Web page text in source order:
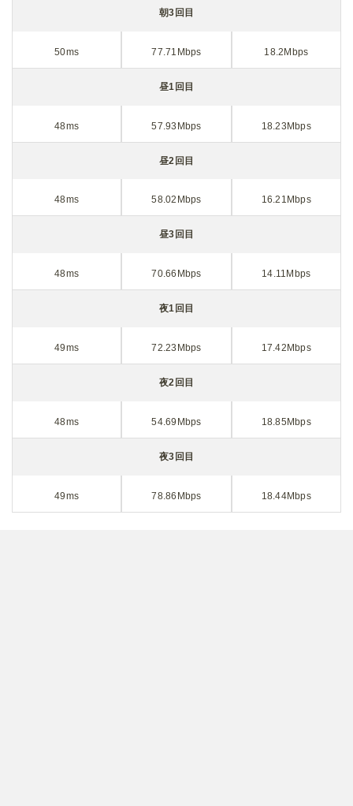
朝3回目
50ms 77.71Mbps 18.2Mbps
昼1回目
48ms 57.93Mbps 18.23Mbps
昼2回目
48ms 58.02Mbps 16.21Mbps
昼3回目
48ms 70.66Mbps 14.11Mbps
夜1回目
49ms 72.23Mbps 17.42Mbps
夜2回目
48ms 54.69Mbps 18.85Mbps
夜3回目
49ms 78.86Mbps 18.44Mbps